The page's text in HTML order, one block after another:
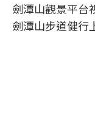
劍潭山觀景平台
劍潭山步道健行